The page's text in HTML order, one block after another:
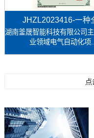
JHZL2023416-一种
湖南釜晟智能科技有限公司
业领域电气自动化项...